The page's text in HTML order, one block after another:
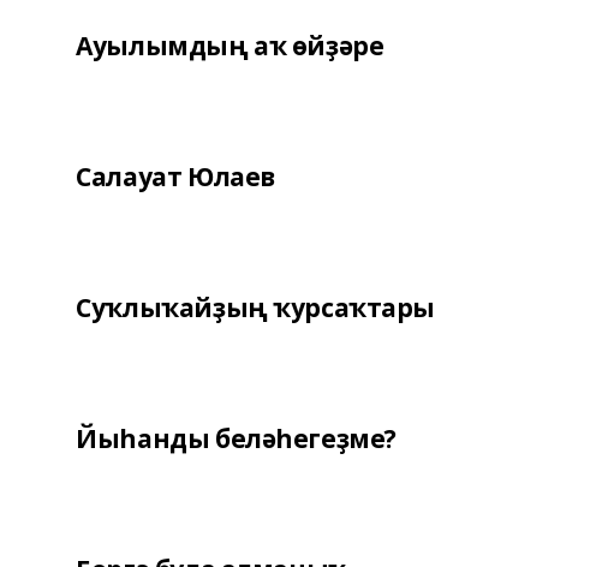
Ауылымдың аҡ өйҙәре
Салауат Юлаев
Суҡлыҡайҙың ҡурсаҡтары
Йыһанды беләһегеҙме?